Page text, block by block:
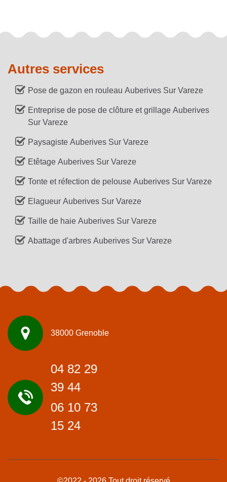
Autres services
Pose de gazon en rouleau Auberives Sur Vareze
Entreprise de pose de clôture et grillage Auberives
Sur Vareze
Paysagiste Auberives Sur Vareze
Etêtage Auberives Sur Vareze
Tonte et réfection de pelouse Auberives Sur Vareze
Elagueur Auberives Sur Vareze
Taille de haie Auberives Sur Vareze
Abattage d'arbres Auberives Sur Vareze
38000 Grenoble
04 82 29
39 44
06 10 73
15 24